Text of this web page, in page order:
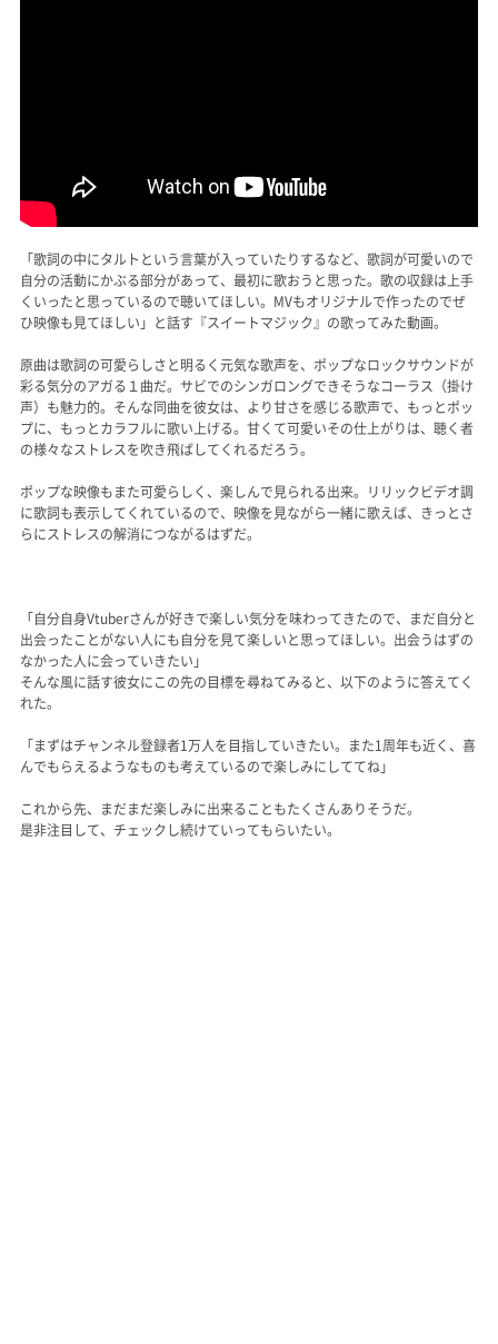
「歌詞の中にタルトという言葉が入っていたりするなど、歌詞が可愛いので
自分の活動にかぶる部分があって、最初に歌おうと思った。歌の収録は上手
くいったと思っているので聴いてほしい。MVもオリジナルで作ったのでぜ
ひ映像も見てほしい」と話す『スイートマジック』の歌ってみた動画。
原曲は歌詞の可愛らしさと明るく元気な歌声を、ポップなロックサウンドが
彩る気分のアガる１曲だ。サビでのシンガロングできそうなコーラス（掛け
声）も魅力的。そんな同曲を彼女は、より甘さを感じる歌声で、もっとポッ
プに、もっとカラフルに歌い上げる。甘くて可愛いその仕上がりは、聴く者
の様々なストレスを吹き飛ばしてくれるだろう。
ポップな映像もまた可愛らしく、楽しんで見られる出来。リリックビデオ調
に歌詞も表示してくれているので、映像を見ながら一緒に歌えば、きっとさ
らにストレスの解消につながるはずだ。
「自分自身Vtuberさんが好きで楽しい気分を味わってきたので、まだ自分と
出会ったことがない人にも自分を見て楽しいと思ってほしい。出会うはずの
なかった人に会っていきたい」
そんな風に話す彼女にこの先の目標を尋ねてみると、以下のように答えてく
れた。
「まずはチャンネル登録者1万人を目指していきたい。また1周年も近く、喜
んでもらえるようなものも考えているので楽しみにしててね」
これから先、まだまだ楽しみに出来ることもたくさんありそうだ。
是非注目して、チェックし続けていってもらいたい。